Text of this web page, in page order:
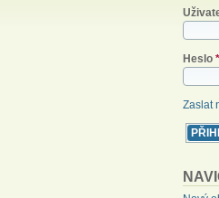
Heslo *
Zaslat